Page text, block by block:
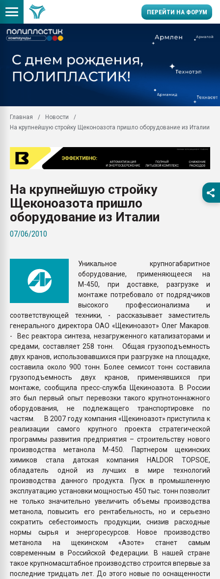
ПЕРЕЙТИ НА ФОРУМ
Вакуум-формовочные
28.07.2026
Всё, что касается
бутылок
Материал поверхности
вакуумного
поликарбоната и АБС-
Главная
Новости
На крупнейшую стройку Щеконоазота пришло оборудование из Италии
На крупнейшую стройку
Щеконоазота пришло
оборудование из Италии
07/06/2010
Уникальное крупногабаритное
оборудование, применяющееся на
М-450, при доставке, разгрузке и
монтаже потребовало от подрядчиков
высокого профессионализма и
соответствующей техники, - рассказывает заместитель
генерального директора ОАО «Щекиноазот» Олег Макаров.
- Вес реактора синтеза, незагруженного катализаторами и
средами, составляет 258 тонн. Общая грузоподъемность
двух кранов, использовавшихся при разгрузке на площадке,
составила около 900 тонн. Более семисот тонн составила
грузоподъемность двух кранов, применявшихся при
монтаже, сообщила пресс-служба Щекиноазота. В России
это был первый опыт перевозки такого крупнотоннажного
оборудования, не подлежащего транспортировке по
частям. В 2007 году компания «Щекиноазот» приступила к
реализации самого крупного проекта стратегической
программы развития предприятия – строительству нового
производства метанола М-450. Партнером щекинских
химиков стала датская компания HALDOR TOPSOE,
обладатель одной из лучших в мире технологий
производства данного продукта. Пуск в промышленную
эксплуатацию установки мощностью 450 тыс. тонн позволит
не только значительно увеличить объемы производства
метанола, повысить его рентабельность, но и серьезно
сократить себестоимость продукции, снизив расходные
нормы сырья и энергоресурсов. Новое производство
метанола на щекинском «Азоте» станет самым
современным в Российской Федерации. В нашей стране
такое крупномасштабное производство строится впервые за
последние тридцать лет. До этого новые по оснащенности